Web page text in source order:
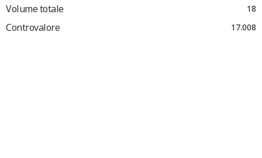
Volume totale 18
Controvalore 17.008